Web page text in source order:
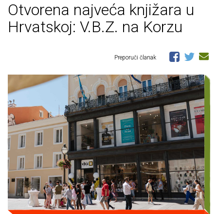
Otvorena najveća knjižara u
Hrvatskoj: V.B.Z. na Korzu
Preporuči članak